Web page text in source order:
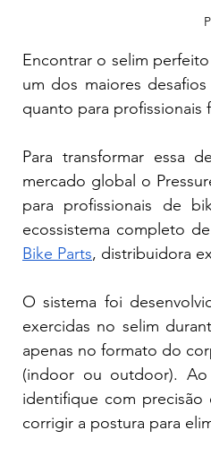
Encontrar o selim
um dos maiores
quanto para profissionais
Para transformar essa
mercado global o
para profissionais de
ecossistema completo
Bike Parts, distribuidora
O sistema foi
exercidas no selim
apenas no formato do
(indoor ou outdoor).
identifique com
corrigir a postura para